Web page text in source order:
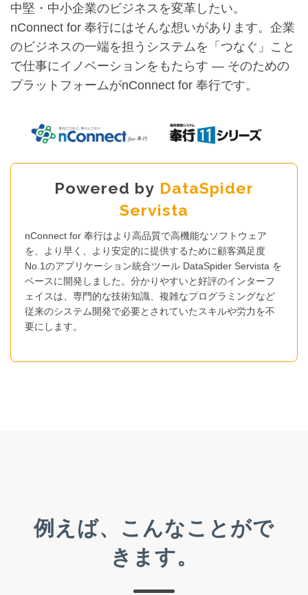
中堅・中小企業のビジネスを変革したい。
nConnect for 奉行にはそんな想いがあります。企業
のビジネスの一端を担うシステムを「つなぐ」こと
で仕事にイノベーションをもたらす — そのための
プラットフォームがnConnect for 奉行です。
Powered by DataSpider
Servista
nConnect for 奉行はより高品質で高機能なソフトウェア
を、より早く、より安定的に提供するために顧客満足度
No.1のアプリケーション統合ツール DataSpider Servista を
ベースに開発しました。分かりやすいと好評のインターフ
ェイスは、専門的な技術知識、複雑なプログラミングなど
従来のシステム開発で必要とされていたスキルや労力を不
要にします。
例えば、こんなことがで
きます。